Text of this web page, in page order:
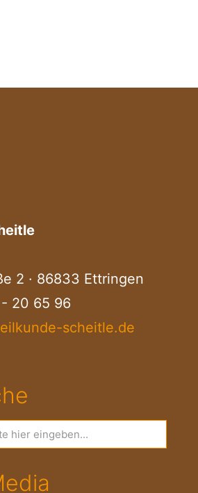
2 · 86833 Ettringen
20 65 96
scheitle.de